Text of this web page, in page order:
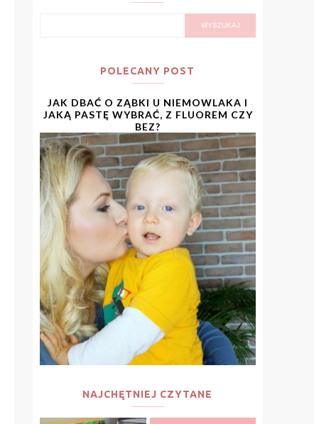
POLECANY POST
JAK DBAĆ O ZĄBKI U NIEMOWLAKA I
JAKĄ PASTĘ WYBRAĆ, Z FLUOREM CZY
BEZ?
NAJCHĘTNIEJ CZYTANE